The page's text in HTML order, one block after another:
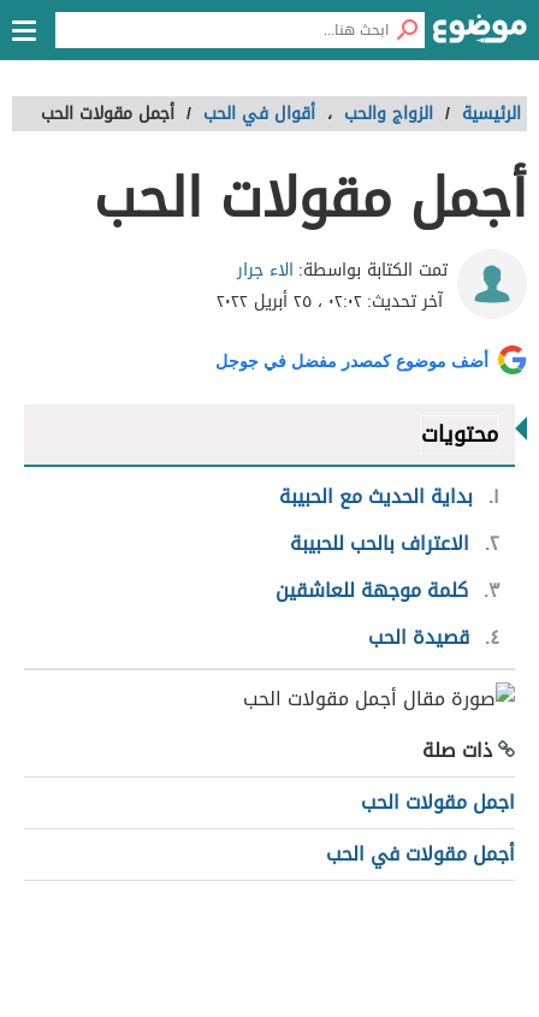
الرئيسية / الزواج والحب ، أقوال في الحب / أجمل مقولات الحب
أجمل مقولات الحب
تمت الكتابة بواسطة: الاء جرار
آخر تحديث:٠٢:٠٢ ، ٢٥ أبريل ٢٠٢٢
أضف موضوع كمصدر مفضل في جوجل
محتويات
١ بداية الحديث مع الحبيبة
٢ الاعتراف بالحب للحبيبة
٣ كلمة موجهة للعاشقين
٤ قصيدة الحب
ذات صلة
اجمل مقولات الحب
أجمل مقولات في الحب